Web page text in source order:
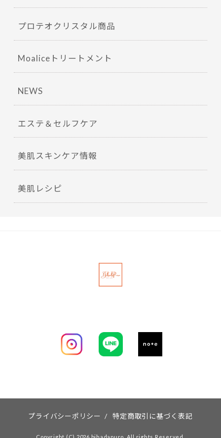
プロテオクリスタル商品
Moaliceトリートメント
NEWS
エステ＆セルフケア
美肌スキンケア情報
美肌レシピ
プライバシーポリシー / 特定商取引に基づく表記